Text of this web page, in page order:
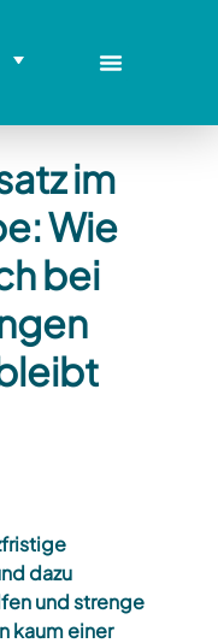
im
Wie
bei
dazu
und strenge
kaum einer